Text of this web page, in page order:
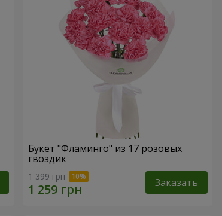
Букет "Фламинго" из 17 розовых
гвоздик
1 399 грн Заказать